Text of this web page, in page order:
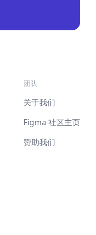
团队
关于我们
Figma 社区主页
赞助我们